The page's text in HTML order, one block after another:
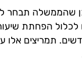
שהממשלה תבחר
לכלול הפחתת
תמריצים אלו